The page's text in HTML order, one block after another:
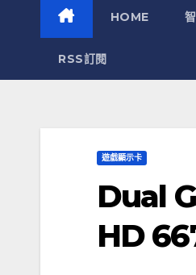
HOME
RSS訂閱
遊戲顯示卡
Dual
HD